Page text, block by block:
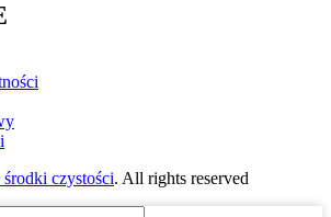
czystości. All rights reserved